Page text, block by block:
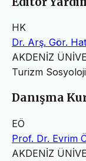
HK
Dr. Arş. Gör.
AKDENİZ
Turizm
Danışma
EÖ
Prof. Dr. Evrim
AKDENİZ